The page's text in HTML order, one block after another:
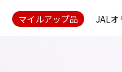
マイルアップ品 JALオ